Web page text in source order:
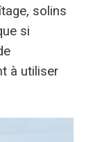
solins
si
à utiliser